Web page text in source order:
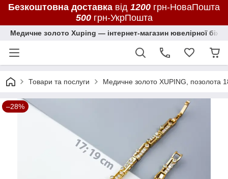
Безкоштовна доставка від 1200 грн-НоваПошта
500грн-УкрПошта
Медичне золото Xuping — інтернет-магазин ювелірної
Товари та послуги Медичне золото XUPING, позолота
–28%